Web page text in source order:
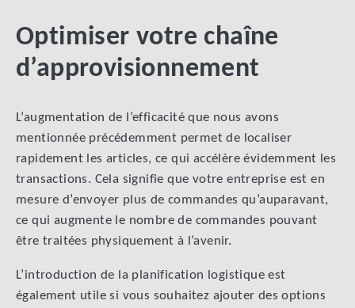
Optimiser votre chaîne
d’approvisionnement
L’augmentation de l’efficacité que nous avons
mentionnée précédemment permet de localiser
rapidement les articles, ce qui accélère évidemment les
transactions. Cela signifie que votre entreprise est en
mesure d’envoyer plus de commandes qu’auparavant,
ce qui augmente le nombre de commandes pouvant
être traitées physiquement à l’avenir.
L’introduction de la planification logistique est
également utile si vous souhaitez ajouter des options